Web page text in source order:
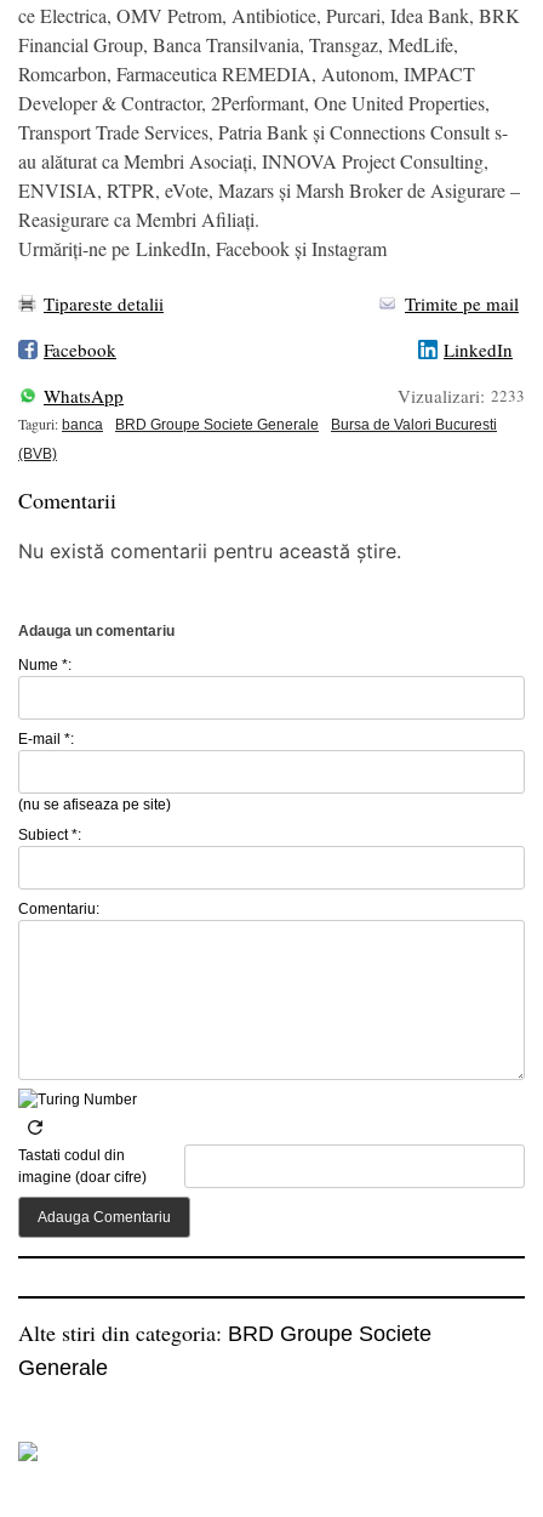
ce Electrica, OMV Petrom, Antibiotice, Purcari, Idea Bank, BRK
Financial Group, Banca Transilvania, Transgaz, MedLife,
Romcarbon, Farmaceutica REMEDIA, Autonom, IMPACT
Developer & Contractor, 2Performant, One United Properties,
Transport Trade Services, Patria Bank și Connections Consult s-
au alăturat ca Membri Asociați, INNOVA Project Consulting,
ENVISIA, RTPR, eVote, Mazars și Marsh Broker de Asigurare –
Reasigurare ca Membri Afiliați.
Urmăriți-ne pe LinkedIn, Facebook și Instagram
Tipareste detalii
Trimite pe mail
Facebook
LinkedIn
WhatsApp
Vizualizari: 2233
Taguri: banca BRD Groupe Societe Generale
Bursa de Valori Bucuresti
(BVB)
Comentarii
Nu există comentarii pentru această știre.
Adauga un comentariu
Nume *:
E-mail *:
(nu se afiseaza pe site)
Subiect *:
Comentariu:
Tastati codul din
imagine (doar cifre)
Alte stiri din categoria: BRD Groupe Societe
Generale